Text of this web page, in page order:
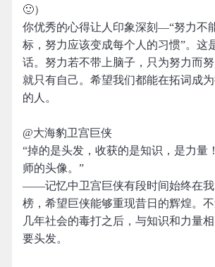
🙂）
你优秀的心得让人印象深刻—“努力不
标，努力应该变成每个人的习惯”。这
话。努力若不带上脑子，只为努力而
就只有自己。希望我们都能在拓词成
的人。
@大海豹卫宫巨侠
“掉的是头发，收获的是知识，是力量
师的头像。”
——记忆中卫宫巨侠有段时间始终在我
榜，希望巨侠能够重现昔日的辉煌。
几年社会的毒打之后，与知识和力量
要头发。